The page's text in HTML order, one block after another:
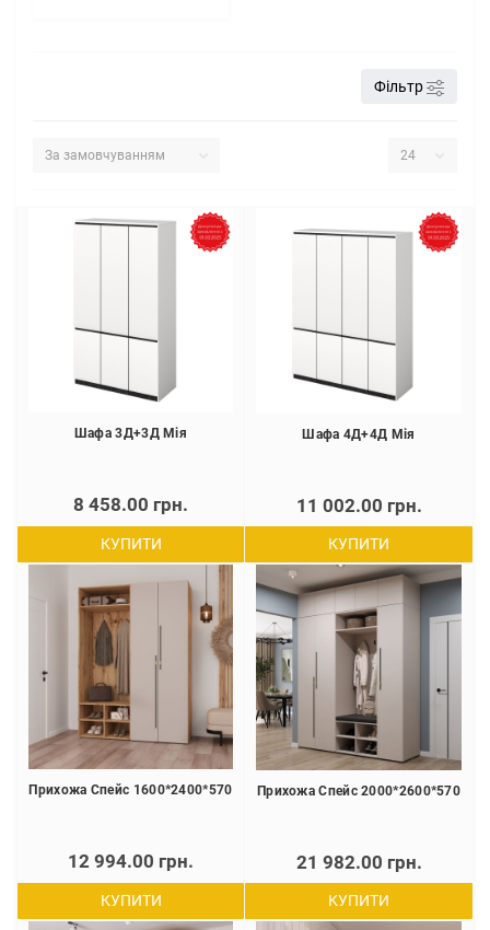
Фільтр
Шафа 3Д+3Д Мія
8 458.00 грн.
КУПИТИ
Шафа 4Д+4Д Мія
11 002.00 грн.
КУПИТИ
Прихожа Спейс 1600*2400*570
12 994.00 грн.
КУПИТИ
Прихожа Спейс 2000*2600*570
21 982.00 грн.
КУПИТИ